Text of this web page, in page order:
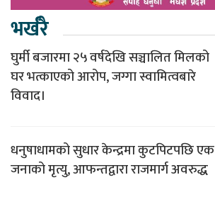
भर्खरै
घुर्मी बजारमा २५ वर्षदेखि सञ्चालित मिलको
घर भत्काएको आरोप, जग्गा स्वामित्वबारे
विवाद।
धनुषाधामको सुधार केन्द्रमा कुटपिटपछि एक
जनाको मृत्यु, आफन्तद्वारा राजमार्ग अवरुद्ध